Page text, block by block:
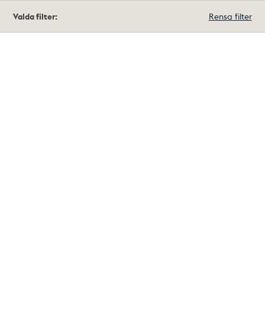
träffar
Valda filter: Rensa filter